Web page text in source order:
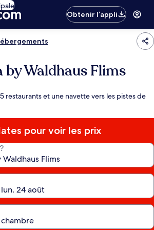
Obtenir l’appli
by Waldhaus Flims
restaurants et une navette vers les pistes de
pour voir les prix